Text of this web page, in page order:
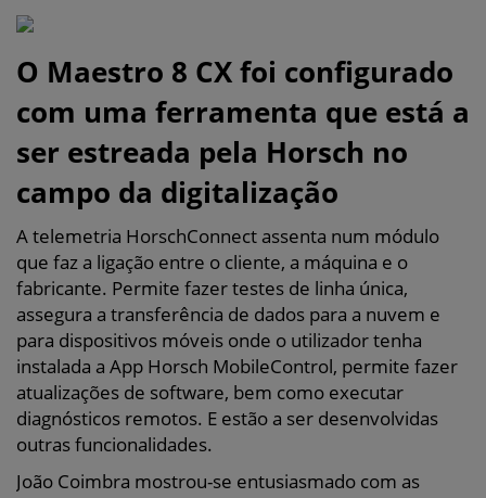
O Maestro 8 CX foi configurado
com uma ferramenta que está a
ser estreada pela Horsch no
campo da digitalização
A telemetria HorschConnect assenta num módulo
que faz a ligação entre o cliente, a máquina e o
fabricante. Permite fazer testes de linha única,
assegura a transferência de dados para a nuvem e
para dispositivos móveis onde o utilizador tenha
instalada a App Horsch MobileControl, permite fazer
atualizações de software, bem como executar
diagnósticos remotos. E estão a ser desenvolvidas
outras funcionalidades.
João Coimbra mostrou-se entusiasmado com as